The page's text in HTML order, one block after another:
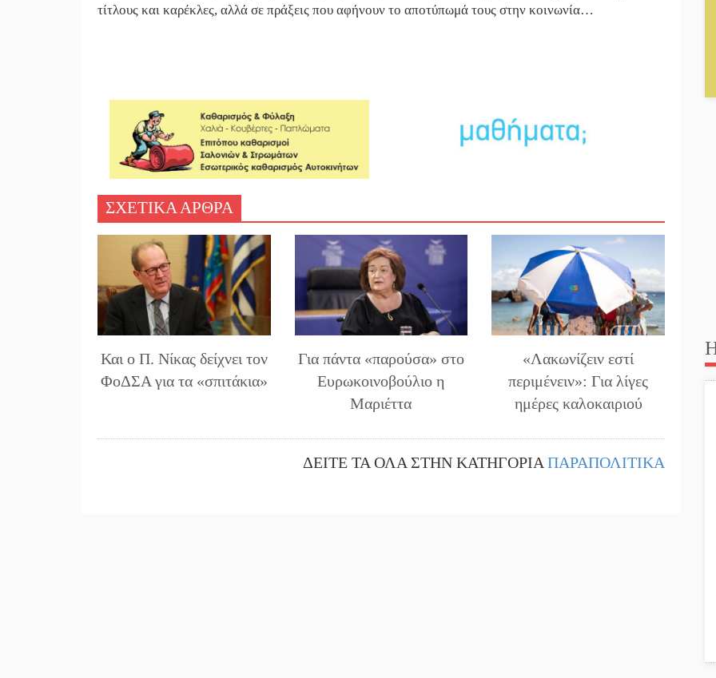
τίτλους και καρέκλες, αλλά σε πράξεις που αφήνουν το αποτύπωμά τους στην κοινωνία…
ΣΧΕΤΙΚΑ ΑΡΘΡΑ
Και ο Π. Νίκας δείχνει τον
ΦοΔΣΑ για τα «σπιτάκια»
Για πάντα «παρούσα» στο
Ευρωκοινοβούλιο η
Μαριέττα
«Λακωνίζειν εστί
περιμένειν»: Για λίγες
ημέρες καλοκαιριού
ΔΕΙΤΕ ΤΑ ΟΛΑ ΣΤΗΝ ΚΑΤΗΓΟΡΙΑ ΠΑΡΑΠΟΛΙΤΙΚΑ